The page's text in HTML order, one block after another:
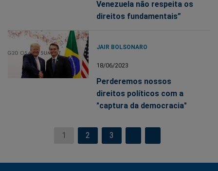
Venezuela não respeita os
direitos fundamentais”
JAIR BOLSONARO
18/06/2023
Perderemos nossos
direitos políticos com a
"captura da democracia"
1 2 3